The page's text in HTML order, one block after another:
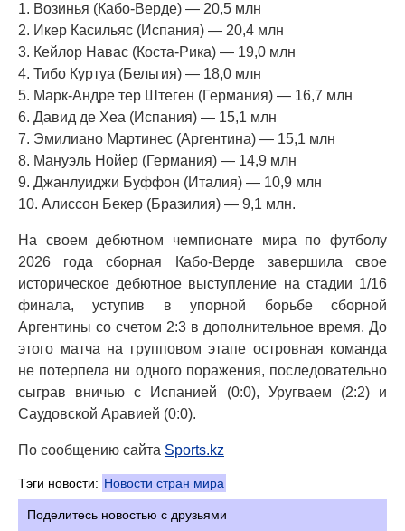
1. Возинья (Кабо-Верде) — 20,5 млн
2. Икер Касильяс (Испания) — 20,4 млн
3. Кейлор Навас (Коста-Рика) — 19,0 млн
4. Тибо Куртуа (Бельгия) — 18,0 млн
5. Марк-Андре тер Штеген (Германия) — 16,7 млн
6. Давид де Хеа (Испания) — 15,1 млн
7. Эмилиано Мартинес (Аргентина) — 15,1 млн
8. Мануэль Нойер (Германия) — 14,9 млн
9. Джанлуиджи Буффон (Италия) — 10,9 млн
10. Алиссон Бекер (Бразилия) — 9,1 млн.
На своем дебютном чемпионате мира по футболу
2026 года сборная Кабо-Верде завершила свое
историческое дебютное выступление на стадии 1/16
финала, уступив в упорной борьбе сборной
Аргентины со счетом 2:3 в дополнительное время. До
этого матча на групповом этапе островная команда
не потерпела ни одного поражения, последовательно
сыграв вничью с Испанией (0:0), Уругваем (2:2) и
Саудовской Аравией (0:0).
По сообщению сайта Sports.kz
Тэги новости: Новости стран мира
Поделитесь новостью с друзьями